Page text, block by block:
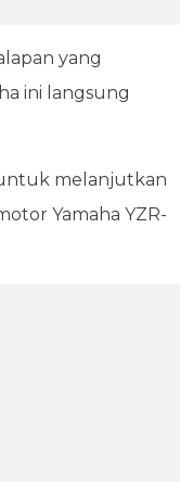
yang
ini langsung
melanjutkan
Yamaha YZR-